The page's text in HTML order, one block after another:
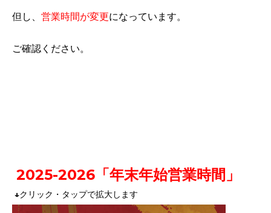
但し、 営業時間が変更になっています。
ご確認ください。
2025-2026「年末年始営業時間」
↓クリック・タップで拡大します